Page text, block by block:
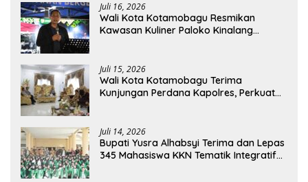
Juli 16, 2026
Wali Kota Kotamobagu Resmikan
Kawasan Kuliner Paloko Kinalang
Juli 15, 2026
Wali Kota Kotamobagu Terima
Kunjungan Perdana Kapolres, Perkuat
Juli 14, 2026
Bupati Yusra Alhabsyi Terima dan Lepas
345 Mahasiswa KKN Tematik Integratif